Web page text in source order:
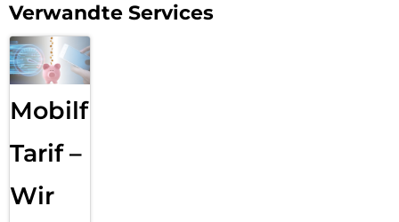
Verwandte Services
Mobilfunk
Tarif –
Wir